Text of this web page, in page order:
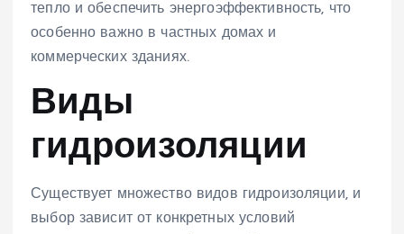
тепло и обеспечить энергоэффективность, что
особенно важно в частных домах и
коммерческих зданиях.
Виды
гидроизоляции
Существует множество видов гидроизоляции, и
выбор зависит от конкретных условий